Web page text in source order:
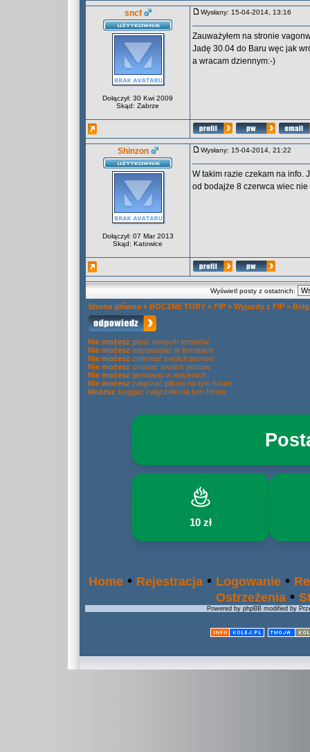
sncf
Dołączył: 30 Kwi 2009
Skąd: Zabrze
Wysłany: 15-04-2014, 13:16
Zauważyłem na stronie
Jadę 30.04 do Baru węc jak
a wracam dziennym:-)
Shinzon
Dołączył: 07 Mar 2013
Skąd: Katowice
Wysłany: 15-04-2014, 21:22
W takim razie czekam na info.
od bodajże 8 czerwca wiec nie
Wyświetl posty z ostatnich:
Strona główna » BOCZNE TORY » FIP » Wyjazdy z FIP »
Nie możesz pisać nowych tematów
Nie możesz odpowiadać w tematach
Nie możesz zmieniać swoich postów
Nie możesz usuwać swoich postów
Nie możesz głosować w ankietach
Nie możesz załączać plików na tym forum
Możesz ściągać załączniki na tym forum
10 zł
Home • Rejestracja • Logowanie •
Ostrzeżenia •
Powered by phpBB modified by